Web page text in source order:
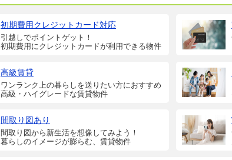
初期費用クレジットカード対応
引越しでポイントゲット！
初期費用にクレジットカードが利用できる物件
高級賃貸
ワンランク上の暮らしを送りたい方におすすめ
高級・ハイグレードな賃貸物件
間取り図あり
間取り図から新生活を想像してみよう！
暮らしのイメージが膨らむ、賃貸物件